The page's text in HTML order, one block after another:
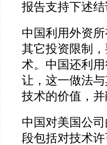
报告支持下述结
中国利用外资
其它投资限制
术。中国还利
让，这一做法
技术的价值，
中国对美国公
段包括对技术